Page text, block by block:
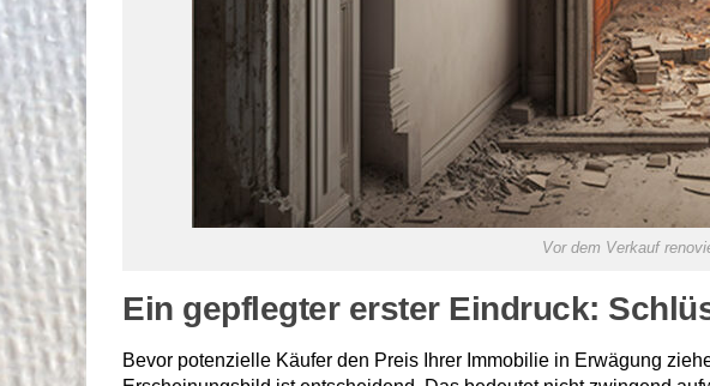
Vor dem Verkauf
Ein gepflegter erster Eindruck:
Bevor potenzielle Käufer den Preis Ihrer Immobilie in Erwägung